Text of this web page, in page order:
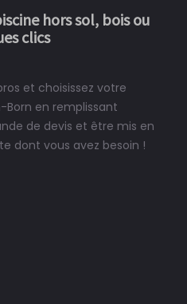
hors sol, bois ou
clics
et choisissez votre
Born en remplissant
de devis et être mis en
dont vous avez besoin !